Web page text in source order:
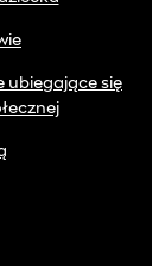
ubiegające się